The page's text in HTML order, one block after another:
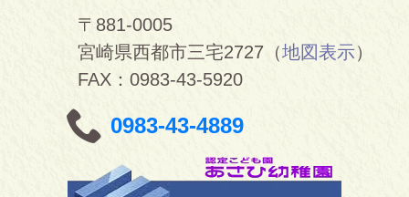
〒881-0005
宮崎県西都市三宅2727（地図表示）
FAX：0983-43-5920
0983-43-4889